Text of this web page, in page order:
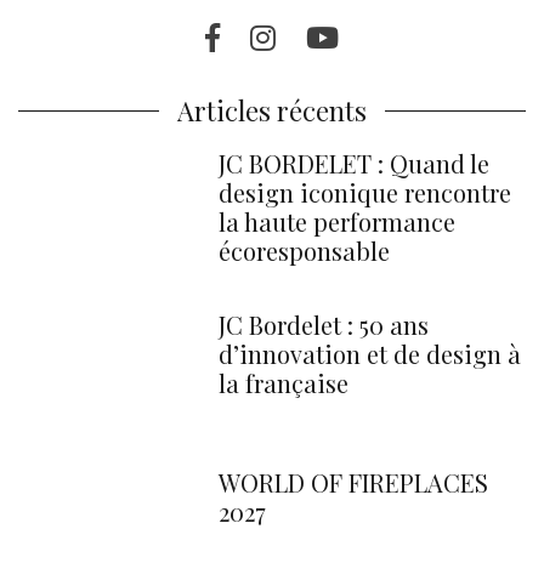
Facebook
Instragram
Youtube
Articles récents
JC BORDELET : Quand le
design iconique rencontre
la haute performance
écoresponsable
JC Bordelet : 50 ans
d’innovation et de design à
la française
WORLD OF FIREPLACES
2027